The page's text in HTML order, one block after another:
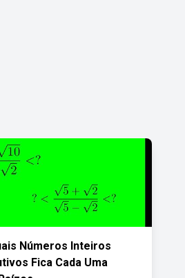
Números Inteiros
Fica Cada Uma